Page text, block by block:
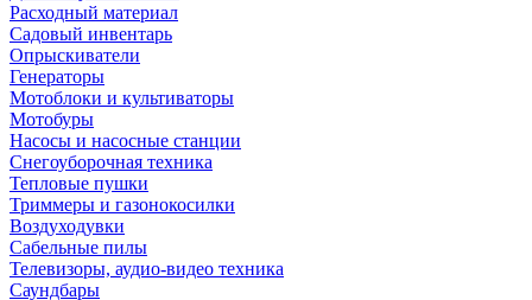
Расходный материал
Садовый инвентарь
Опрыскиватели
Генераторы
Мотоблоки и культиваторы
Мотобуры
Насосы и насосные станции
Снегоуборочная техника
Тепловые пушки
Триммеры и газонокосилки
Воздуходувки
Сабельные пилы
Телевизоры, аудио-видео техника
Саундбары